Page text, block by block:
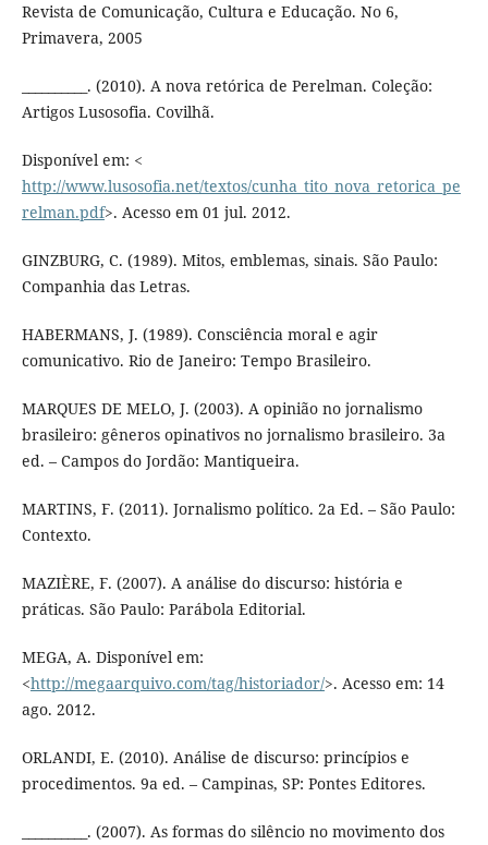
Revista de Comunicação, Cultura e Educação. No 6,
Primavera, 2005
__________. (2010). A nova retórica de Perelman. Coleção:
Artigos Lusosofia. Covilhã.
Disponível em: <
http://www.lusosofia.net/textos/cunha_tito_nova_retorica_pe
relman.pdf>. Acesso em 01 jul. 2012.
GINZBURG, C. (1989). Mitos, emblemas, sinais. São Paulo:
Companhia das Letras.
HABERMANS, J. (1989). Consciência moral e agir
comunicativo. Rio de Janeiro: Tempo Brasileiro.
MARQUES DE MELO, J. (2003). A opinião no jornalismo
brasileiro: gêneros opinativos no jornalismo brasileiro. 3a
ed. – Campos do Jordão: Mantiqueira.
MARTINS, F. (2011). Jornalismo político. 2a Ed. – São Paulo:
Contexto.
MAZIÈRE, F. (2007). A análise do discurso: história e
práticas. São Paulo: Parábola Editorial.
MEGA, A. Disponível em:
<http://megaarquivo.com/tag/historiador/>. Acesso em: 14
ago. 2012.
ORLANDI, E. (2010). Análise de discurso: princípios e
procedimentos. 9a ed. – Campinas, SP: Pontes Editores.
__________. (2007). As formas do silêncio no movimento dos